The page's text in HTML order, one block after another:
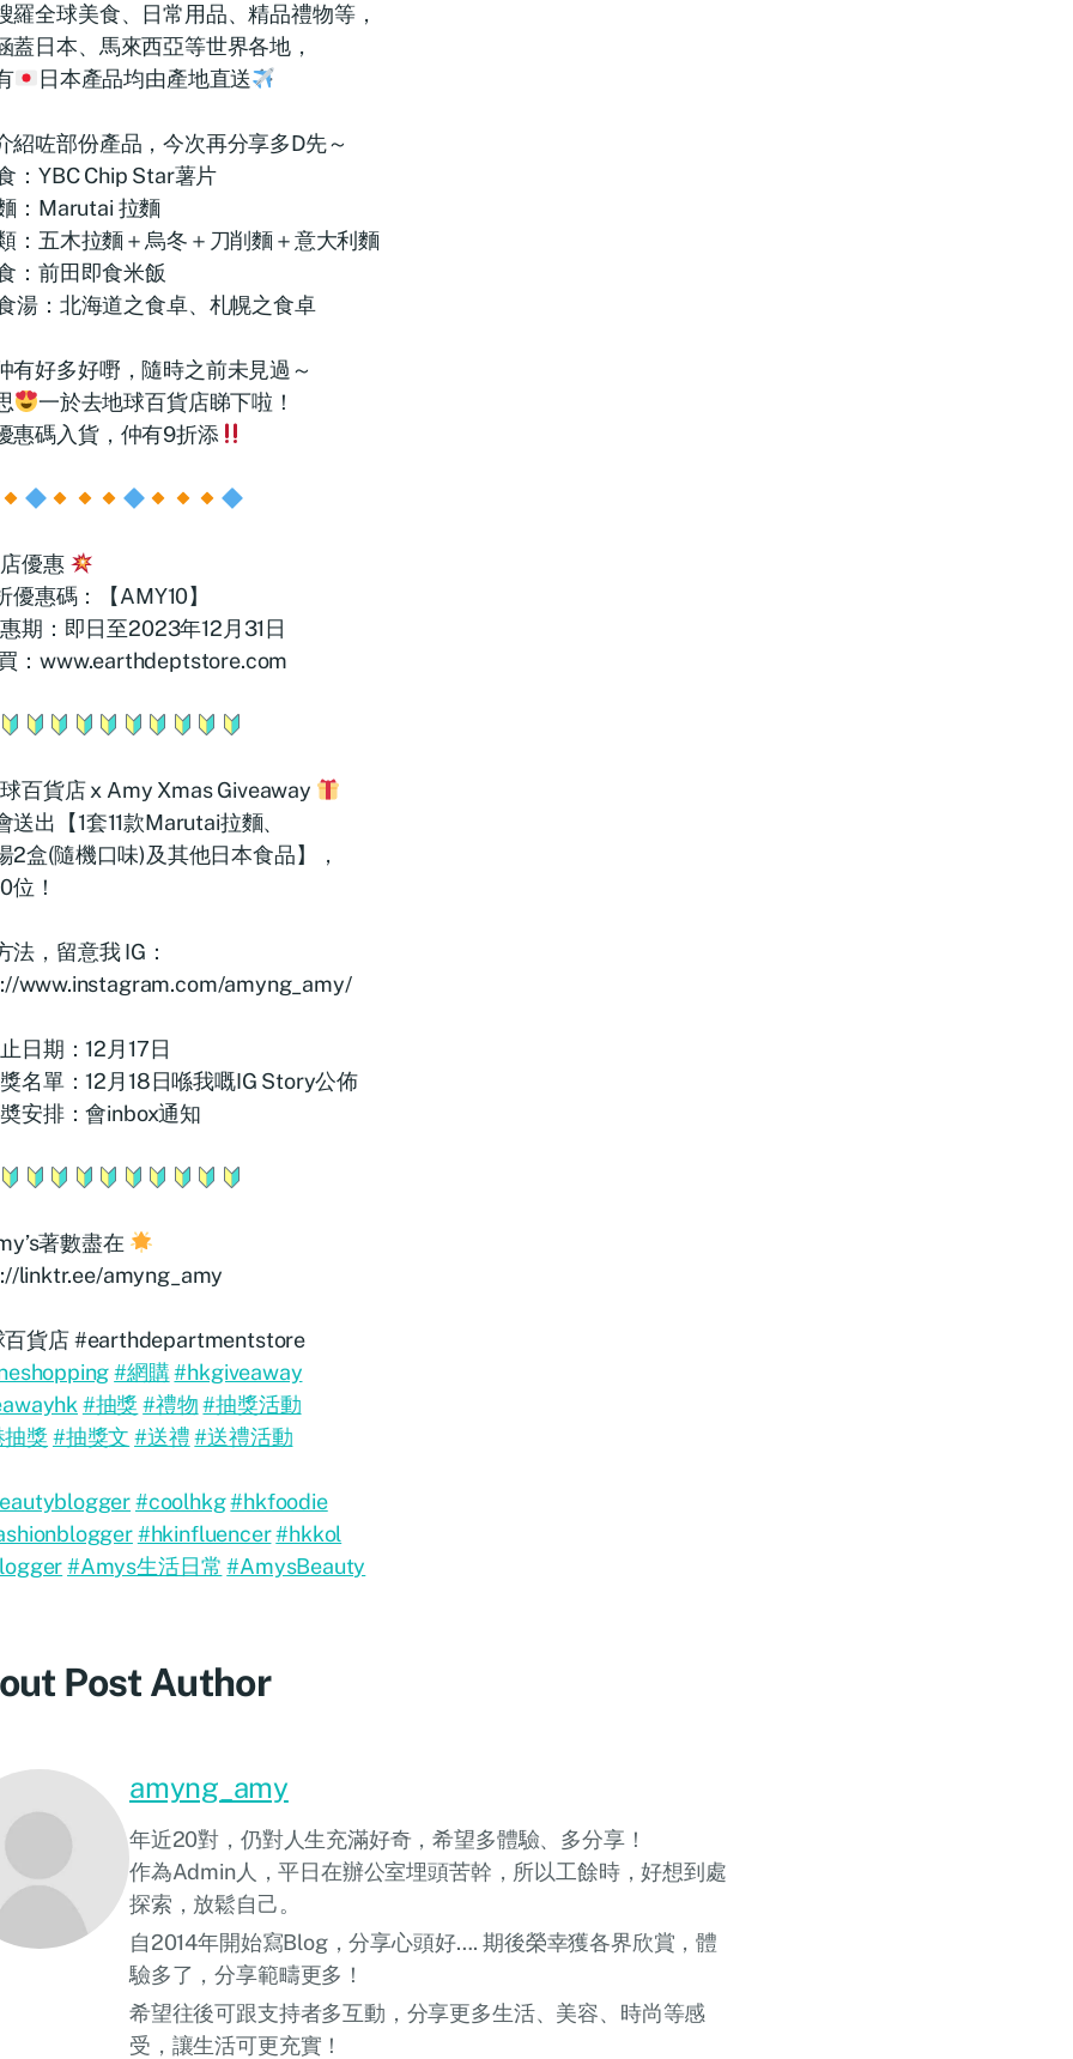
羅全球美食、日常用品、精品禮物等，
蓋日本、馬來西亞等世界各地，
日本產品均由產地直送
紹咗部份產品，今次再分享多D先～
：YBC Chip Star薯片
：Marutai 拉麵
：五木拉麵＋烏冬＋刀削麵＋意大利麵
：前田即食米飯
湯：北海道之食卓、札幌之食卓
有好多好嘢，隨時之前未見過～
一於去地球百貨店睇下啦！
惠碼入貨，仲有9折添
優惠
優惠碼：【AMY10】
期：即日至2023年12月31日
：www.earthdeptstore.com
百貨店 x Amy Xmas Giveaway
送出【1套11款Marutai拉麵、
2盒(隨機口味)及其他日本食品】，
位！
法，留意我 IG：
www.instagram.com/amyng_amy/
日期：12月17日
名單：12月18日喺我嘅IG Story公佈
安排：會inbox通知
著數盡在
linktr.ee/amyng_amy
百貨店 #earthdepartmentstore
#網購#hkgiveaway
#抽獎 #禮物 #抽獎活動
獎 #抽獎文 #送禮 #送禮活動
#coolhkg#hkfoodie
#hkinfluencer#hkkol
#Amys生活日常 #AmysBeauty
Post Author
amyng_amy
年近20對，仍對人生充滿好奇，希望多體驗、多分享！
作為Admin人，平日在辦公室埋頭苦幹，所以工餘時，好想到處
探索，放鬆自己。
自2014年開始寫Blog，分享心頭好…. 期後榮幸獲各界欣賞，體
驗多了，分享範疇更多！
希望往後可跟支持者多互動，分享更多生活、美容、時尚等感
受，讓生活可更充實！